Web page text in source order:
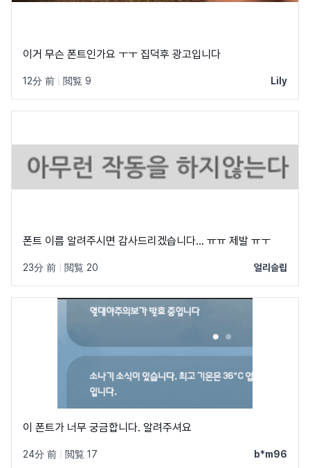
이거 무슨 폰트인가요 ㅜㅜ 집덕후 광고입니다
12分 前 閲覧 9 Lily
폰트 이름 알려주시면 감사드리겠습니다... ㅠㅠ 제발 ㅠㅜ
23分 前 閲覧 20 얼리슬립
이 폰트가 너무 궁금합니다. 알려주셔요
24分 前 閲覧 17 b*m96